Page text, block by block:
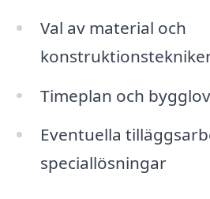
Val av material och
Timeplan och
Eventuella
speciallösningar